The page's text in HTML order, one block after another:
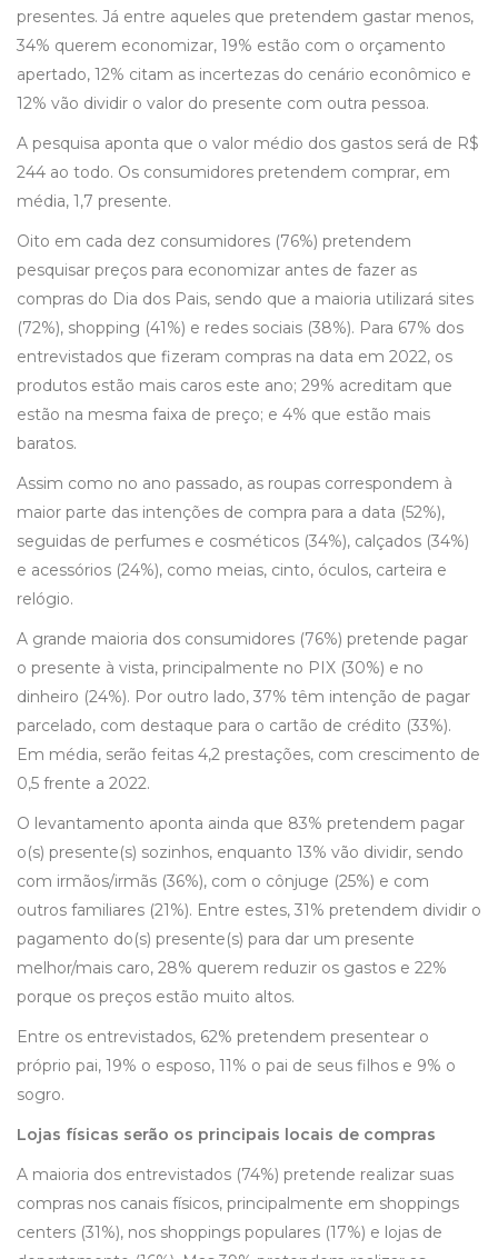
presentes. Já entre aqueles que pretendem gastar menos,
34% querem economizar, 19% estão com o orçamento
apertado, 12% citam as incertezas do cenário econômico e
12% vão dividir o valor do presente com outra pessoa.
A pesquisa aponta que o valor médio dos gastos será de R$
244 ao todo. Os consumidores pretendem comprar, em
média, 1,7 presente.
Oito em cada dez consumidores (76%) pretendem
pesquisar preços para economizar antes de fazer as
compras do Dia dos Pais, sendo que a maioria utilizará sites
(72%), shopping (41%) e redes sociais (38%). Para 67% dos
entrevistados que fizeram compras na data em 2022, os
produtos estão mais caros este ano; 29% acreditam que
estão na mesma faixa de preço; e 4% que estão mais
baratos.
Assim como no ano passado, as roupas correspondem à
maior parte das intenções de compra para a data (52%),
seguidas de perfumes e cosméticos (34%), calçados (34%)
e acessórios (24%), como meias, cinto, óculos, carteira e
relógio.
A grande maioria dos consumidores (76%) pretende pagar
o presente à vista, principalmente no PIX (30%) e no
dinheiro (24%). Por outro lado, 37% têm intenção de pagar
parcelado, com destaque para o cartão de crédito (33%).
Em média, serão feitas 4,2 prestações, com crescimento de
0,5 frente a 2022.
O levantamento aponta ainda que 83% pretendem pagar
o(s) presente(s) sozinhos, enquanto 13% vão dividir, sendo
com irmãos/irmãs (36%), com o cônjuge (25%) e com
outros familiares (21%). Entre estes, 31% pretendem dividir o
pagamento do(s) presente(s) para dar um presente
melhor/mais caro, 28% querem reduzir os gastos e 22%
porque os preços estão muito altos.
Entre os entrevistados, 62% pretendem presentear o
próprio pai, 19% o esposo, 11% o pai de seus filhos e 9% o
sogro.
Lojas físicas serão os principais locais de compras
A maioria dos entrevistados (74%) pretende realizar suas
compras nos canais físicos, principalmente em shoppings
centers (31%), nos shoppings populares (17%) e lojas de